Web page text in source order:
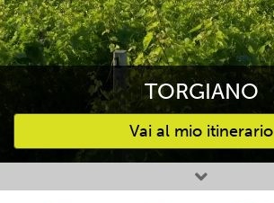
TORGIANO
Vai al mio itinerario
Attività preferite